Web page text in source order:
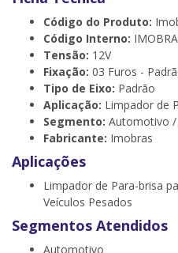
Código do Produto:
Código Interno:
Tensão: 12V
Fixação: 03 Furos -
Tipo de Eixo: Padrão
Aplicação: Limpador de
Segmento: Automotivo /
Fabricante: Imobras
Aplicações
Limpador de Para-brisa
Veículos Pesados
Segmentos Atendidos
Automotivo